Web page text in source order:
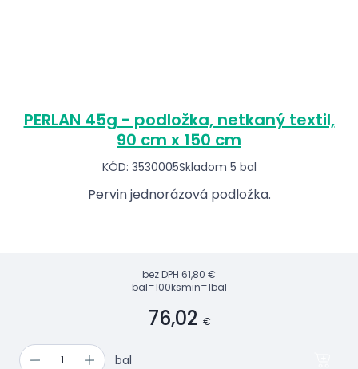
PERLAN 45g - podložka, netkaný textil,
90 cm x 150 cm
KÓD: 3530005Skladom 5 bal
Pervin jednorázová podložka.
bez DPH 61,80 €
bal=100ksmin=1bal
76,02 €
bal